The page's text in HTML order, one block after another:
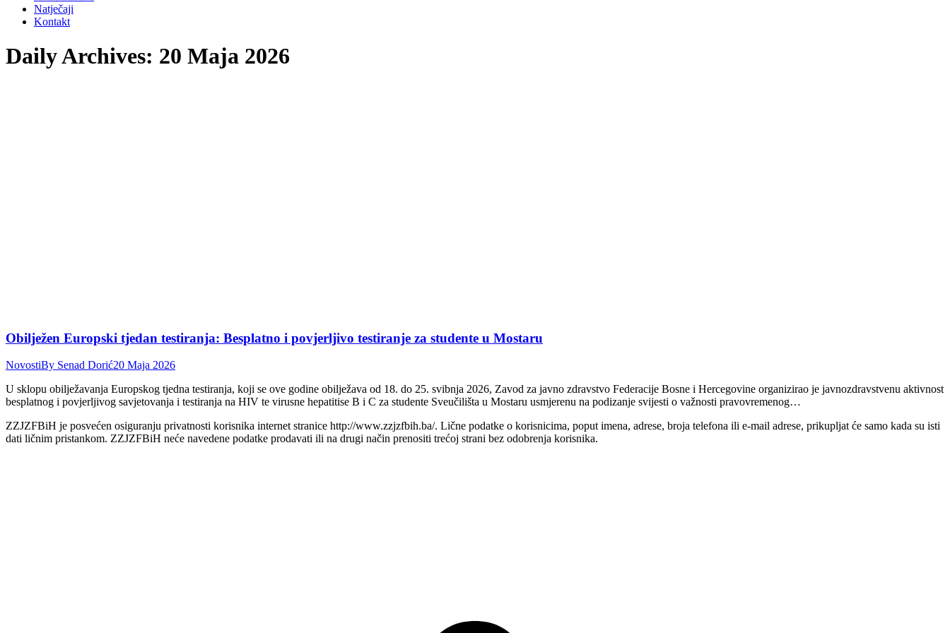
Natječaji
Kontakt
Daily Archives: 20 Maja 2026
Obilježen Europski tjedan testiranja: Besplatno i povjerljivo testiranje za studente u Mostaru
NovostiBy Senad Dorić20 Maja 2026
U sklopu obilježavanja Europskog tjedna testiranja, koji se ove godine obilježava od 18. do 25. svibnja 2026, Zavod za javno zdravstvo Federacije Bosne i Hercegovine organizirao je javnozdravstvenu aktivnost
besplatnog i povjerljivog savjetovanja i testiranja na HIV te virusne hepatitise B i C za studente Sveučilišta u Mostaru usmjerenu na podizanje svijesti o važnosti pravovremenog…
ZZJZFBiH je posvećen osiguranju privatnosti korisnika internet stranice http://www.zzjzfbih.ba/. Lične podatke o korisnicima, poput imena, adrese, broja telefona ili e-mail adrese, prikupljat će samo kada su isti
dati ličnim pristankom. ZZJZFBiH neće navedene podatke prodavati ili na drugi način prenositi trećoj strani bez odobrenja korisnika.